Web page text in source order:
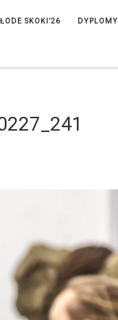
SKOKI’26 DYPLOMY